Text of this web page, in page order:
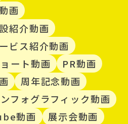
画
紹介動画
ビス紹介動画
ート動画
PR動画
周年記念動画
フォグラフィック動画
動画
展示会動画